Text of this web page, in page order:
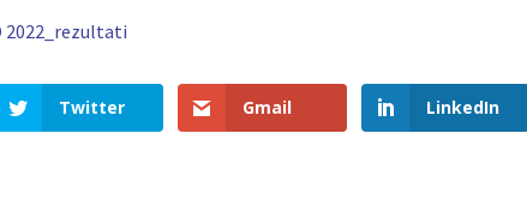
2022_rezultati
Twitter Gmail LinkedIn